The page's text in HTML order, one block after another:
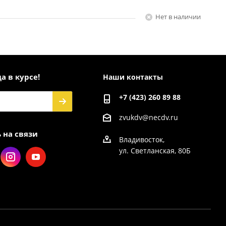
Нет в наличии
в курсе!
на связи
Наши контакты
+7 (423) 260 89 88
zvukdv@necdv.ru
Владивосток,
ул. Светланская, 80Б